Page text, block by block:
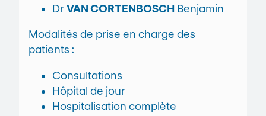
DrVAN CORTENBOSCH Benjamin
Modalités de prise en charge des
patients :
Consultations
Hôpital de jour
Hospitalisation complète